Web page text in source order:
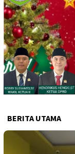
BERITA UTAMA